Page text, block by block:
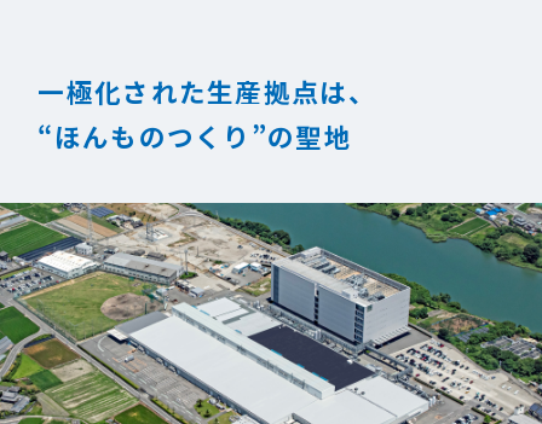
一極化された生産拠点は、
“ほんものつくり”の聖地